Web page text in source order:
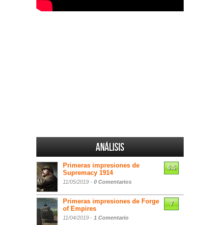
Análisis
Primeras impresiones de
Supremacy 1914
11/05/2019 - 0 Comentarios
6.5
Primeras impresiones de Forge
of Empires
11/04/2019 - 1 Comentario
7